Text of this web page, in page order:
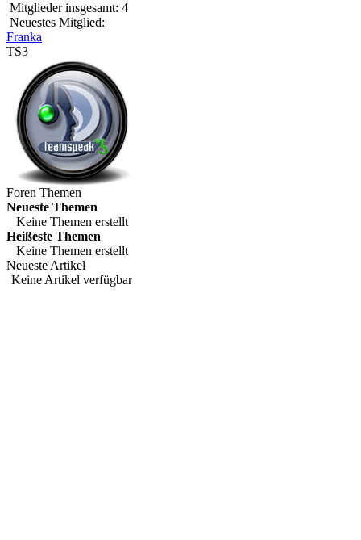
Mitglieder insgesamt: 4
Neuestes Mitglied:
Franka
TS3
Foren Themen
Neueste Themen
Keine Themen erstellt
Heißeste Themen
Keine Themen erstellt
Neueste Artikel
Keine Artikel verfügbar